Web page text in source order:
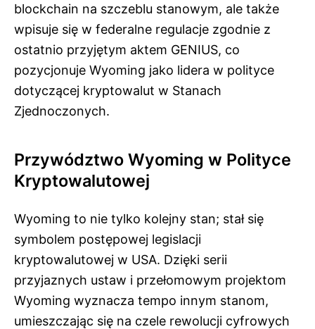
blockchain na szczeblu stanowym, ale także
wpisuje się w federalne regulacje zgodnie z
ostatnio przyjętym aktem GENIUS, co
pozycjonuje Wyoming jako lidera w polityce
dotyczącej kryptowalut w Stanach
Zjednoczonych.
Przywództwo Wyoming w Polityce
Kryptowalutowej
Wyoming to nie tylko kolejny stan; stał się
symbolem postępowej legislacji
kryptowalutowej w USA. Dzięki serii
przyjaznych ustaw i przełomowym projektom
Wyoming wyznacza tempo innym stanom,
umieszczając się na czele rewolucji cyfrowych